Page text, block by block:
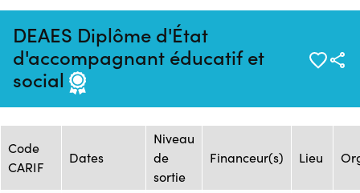
DEAES Diplôme d'État
d'accompagnant éducatif et
social
Mise à jour :
03/07/2025
Formation :
2025942569
Source : IRTS HDF - Site
Métropole Lilloise
Session de formation
Code
CARIF
Dates
Niveau
de
sortie
Financeur(s) Lieu